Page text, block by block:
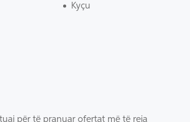
Kyçu
për të pranuar ofertat më të reja